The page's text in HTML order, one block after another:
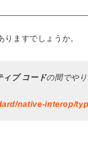
ますでしょうか。
ィブ コードの間でや
native-interop/